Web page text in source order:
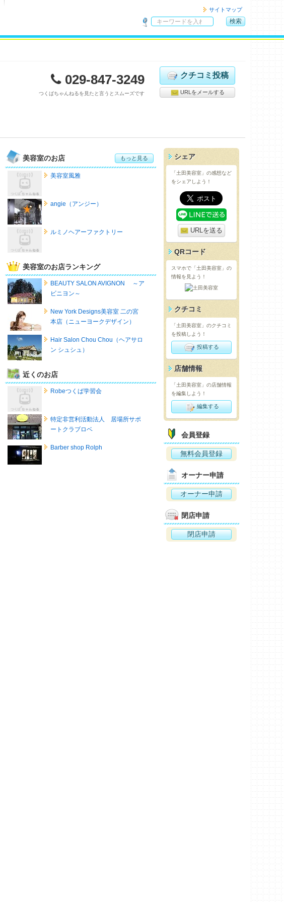
サイトマップ
内
索
検索
029-847-3249
つくばちゃんねるを見たと言うとスムーズです
クチコミ投稿
URLをメールする
美容室のお店 もっと見る
美容室風雅
angie（アンジー）
ルミノヘアーファクトリー
美容室のお店ランキング
BEAUTY SALON AVIGNON ～ア
ビニヨン～
New York Designs美容室 二の宮
本店（ニューヨークデザイン）
Hair Salon Chou Chou（ヘアサロ
ン シュシュ）
近くのお店
Robeつくば学習会
特定非営利活動法人 居場所サポ
ートクラブロベ
Barber shop Rolph
シェア
「土田美容室」の感想など
をシェアしよう！
URLを送る
QRコード
スマホで「土田美容室」の
情報を見よう！
クチコミ
「土田美容室」のクチコミ
を投稿しよう！
投稿する
店舗情報
「土田美容室」の店舗情報
を編集しよう！
編集する
会員登録
無料会員登録
オーナー申請
オーナー申請
閉店申請
閉店申請